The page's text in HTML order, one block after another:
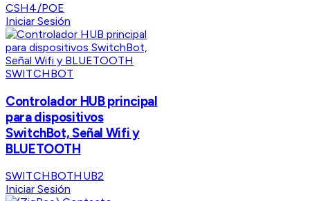
CSH4/POE
Iniciar Sesión
SWITCHBOT
Controlador HUB principal
para dispositivos
SwitchBot, Señal Wifi y
BLUETOOTH
SWITCHBOTHUB2
Iniciar Sesión